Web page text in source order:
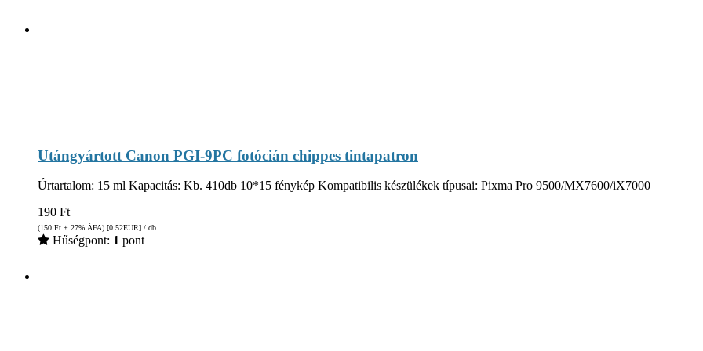
Utángyártott Canon PGI-9PC fotócián chippes tintapatron
Úrtartalom: 15 ml Kapacitás: Kb. 410db 10*15 fénykép Kompatibilis készülékek típusai: Pixma Pro 9500/MX7600/iX7000
190 Ft
(150 Ft + 27% ÁFA) [0.52EUR] / db
Hűségpont: 1 pont